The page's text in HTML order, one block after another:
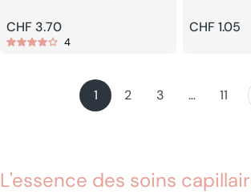
Prix
CHF 3.70
4
Prix
CHF 1.05
1 2 3 … 11
L'essence des soins